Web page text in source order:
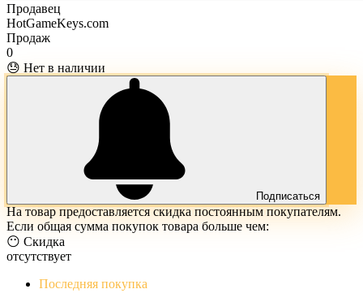
Продавец
HotGameKeys.com
Продаж
0
😓 Нет в наличии
Подписаться
На товар предоставляется скидка постоянным покупателям.
Если общая сумма покупок товара больше чем:
😶 Скидка
отсутствует
Последняя покупка